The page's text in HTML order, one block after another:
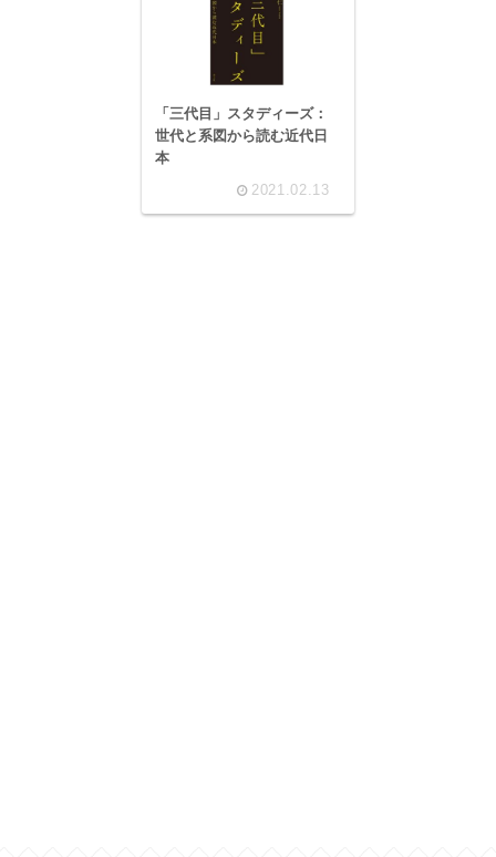
「三代目」スタディーズ：
世代と系図から読む近代日
本
2021.02.13